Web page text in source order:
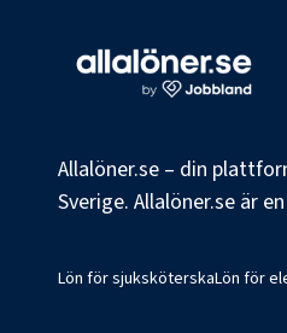
Allalöner.se – din
Sverige. Allalöner.se är
Lön för sjuksköterskaLön för